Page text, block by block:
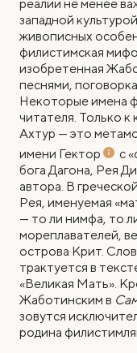
реалии не менее
западной
живописных
филистимская
изобретенная
песнями,
Некоторые имена
читателя. Только к
Ахтур — это
имени Гектор
с
бога Дагона, Рея
автора. В
Рея, именуемая
— то ли нимфа, то
мореплавателей,
острова Крит.
трактуется в
«Великая Мать».
Жаботинским в
зовутся
родина